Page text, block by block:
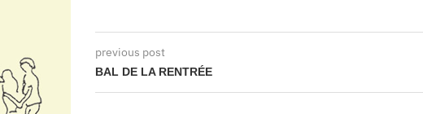
previous post
BAL DE LA RENTRÉE